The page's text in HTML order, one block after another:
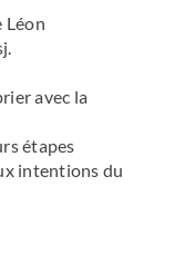
Léon
avec la
étapes
intentions du